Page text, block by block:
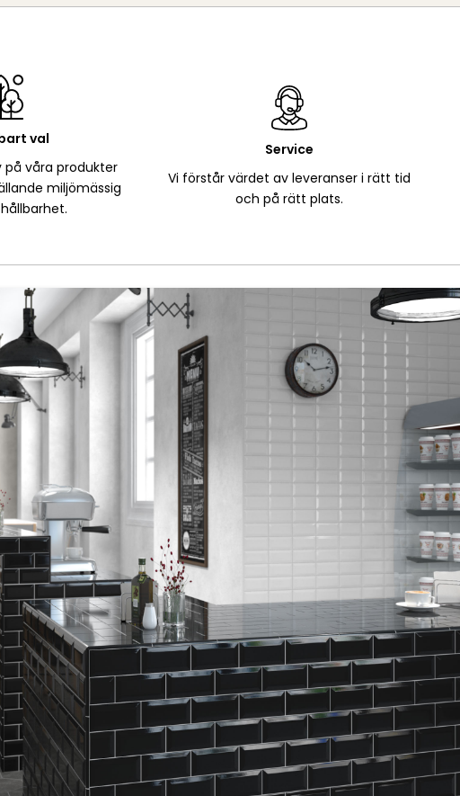
val
på våra produkter
miljömässig
Service
Vi förstår värdet av leveranser i rätt tid
och på rätt plats.